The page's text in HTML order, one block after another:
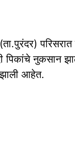
पिकांचे नुकसान
झाली आहेत.